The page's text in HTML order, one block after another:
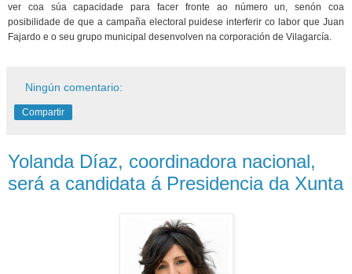
ver coa súa capacidade para facer fronte ao número un, senón coa
posibilidade de que a campaña electoral puidese interferir co labor que Juan
Fajardo e o seu grupo municipal desenvolven na corporación de Vilagarcía.
Ningún comentario:
Compartir
Yolanda Díaz, coordinadora nacional,
será a candidata á Presidencia da Xunta